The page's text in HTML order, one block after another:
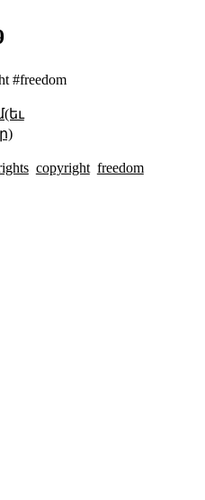
#freedom
copyright freedom